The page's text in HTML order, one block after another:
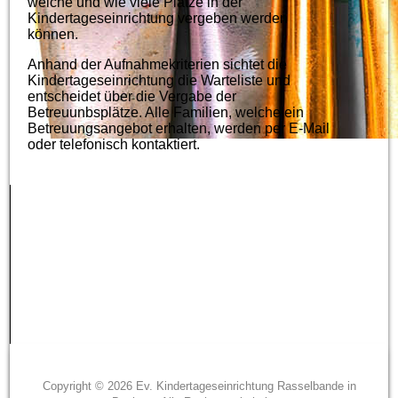
Kindertageseinrichtung vergeben werden
können.
Anhand der Aufnahmekriterien sichtet die
Kindertageseinrichtung die Warteliste und
entscheidet über die Vergabe der
Betreuunbsplätze. Alle Familien, welche ein
Betreuungsangebot erhalten, werden per E-Mail
oder telefonisch kontaktiert.
Copyright © 2026 Ev. Kindertageseinrichtung Rasselbande in